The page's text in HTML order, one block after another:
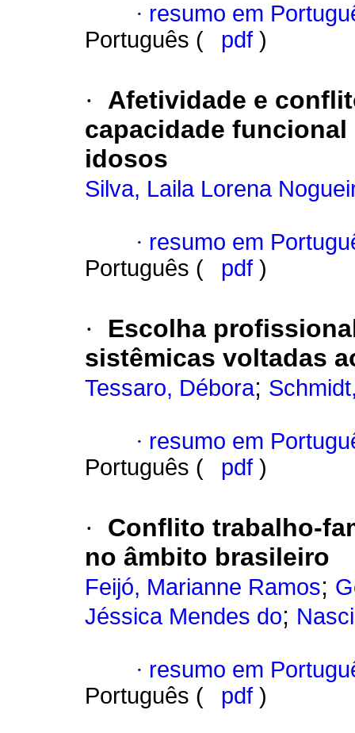
· resumo em
Português (
pdf )
·
Afetividade e
capacidade
idosos
Silva, Laila Lorena
· resumo em
Português (
pdf )
·
Escolha
sistêmicas voltadas
Tessaro, Débora;
· resumo em
Português (
pdf )
·
Conflito trabalho-
no âmbito brasileiro
Feijó, Marianne Ramos;
Jéssica Mendes do;
· resumo em
Português (
pdf )